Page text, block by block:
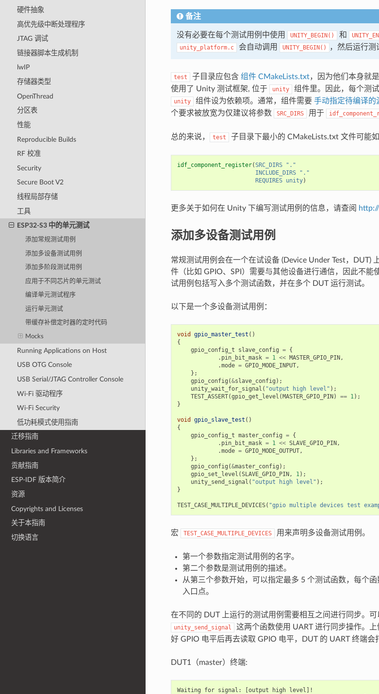
硬件抽象
高优先级中断处理程序
JTAG 调试
链接器脚本生成机制
lwIP
存储器类型
OpenThread
分区表
性能
Reproducible Builds
RF 校准
Security
Secure Boot V2
线程局部存储
工具
ESP32-S3 中的单元测试
添加常规测试用例
添加多设备测试用例
添加多阶段测试用例
应用于不同芯片的单元测试
编译单元测试程序
运行单元测试
带缓存补偿定时器的定时代码
Mocks
Running Applications on Host
USB OTG Console
USB Serial/JTAG Controller Console
Wi-Fi 驱动程序
Wi-Fi Security
低功耗模式使用指南
迁移指南
Libraries and Frameworks
贡献指南
ESP-IDF 版本简介
资源
Copyrights and Licenses
关于本指南
切换语言
备注
没有必要在每个测试用例中使用 UNITY_BEGIN() 和
unity_platform.c 会自动调用 UNITY_BEGIN() ，然后运行测
test 子目录应包含 组件 CMakeLists.txt，因为他们本身就
使用了 Unity 测试框架, 位于
unity 组件里。因此，每个测
unity 组件设为依赖项。通常，组件需要 手动指定待编译的
个要求被放宽为仅建议将参数
SRC_DIRS 用于
总的来说， test 子目录下最小的 CMakeLists.txt 文件可能
idf_component_register(SRC_DIRS
"."
INCLUDE_DIRS
"."
REQUIRES unity)
更多关于如何在 Unity 下编写测试用例的信息，请查阅
添加多设备测试用例
常规测试用例会在一个在试设备 (Device Under Test，DUT)
件（比如 GPIO、SPI）需要与其他设备进行通信，因此不能
试用例包括写入多个测试函数，并在多个 DUT 运行测试。
以下是一个多设备测试用例：
void gpio_master_test ()
{
gpio_config_t
slave_config = {
. pin_bit_mask = 1 << MASTER_GPIO_PIN,
.mode = GPIO_MODE_INPUT,
};
gpio_config (&slave_config );
unity_wait_for_signal ( "output high level" );
TEST_ASSERT(gpio_get_level (MASTER_GPIO_PIN) == 1);
}
void gpio_slave_test ()
{
gpio_config_t master_config = {
. pin_bit_mask = 1 << SLAVE_GPIO_PIN,
.mode = GPIO_MODE_OUTPUT,
};
gpio_config (&master_config );
gpio_set_level (SLAVE_GPIO_PIN, 1);
unity_send_signal ( "output high level" );
}
TEST_CASE_MULTIPLE_DEVICES( "gpio multiple devices test
宏 TEST_CASE_MULTIPLE_DEVICES 用来声明多设备测试用例。
第一个参数指定测试用例的名字。
第二个参数是测试用例的描述。
从第三个参数开始，可以指定最多 5 个测试函数，每个
入口点。
在不同的 DUT 上运行的测试用例需要相互之间进行同步。可
unity_send_signal
这两个函数使用 UART 进行同步操作。
好 GPIO 电平后再去读取 GPIO 电平，DUT 的 UART 终端会
DUT1（master）终端:
Waiting for signal: [output high level]!